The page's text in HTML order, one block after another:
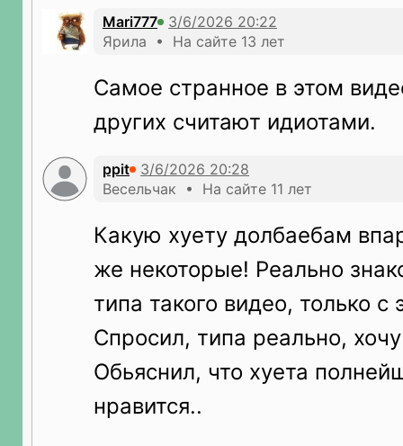
Mari777
Ярила • На сайте 13 лет
Самое странное в этом
других считают идиотами.
ppit
Весельчак • На сайте 11 лет
Какую хуету долбаебам
же некоторые! Реально
типа такого видео, только с
Спросил, типа реально,
Обьяснил, что хуета
нравится..